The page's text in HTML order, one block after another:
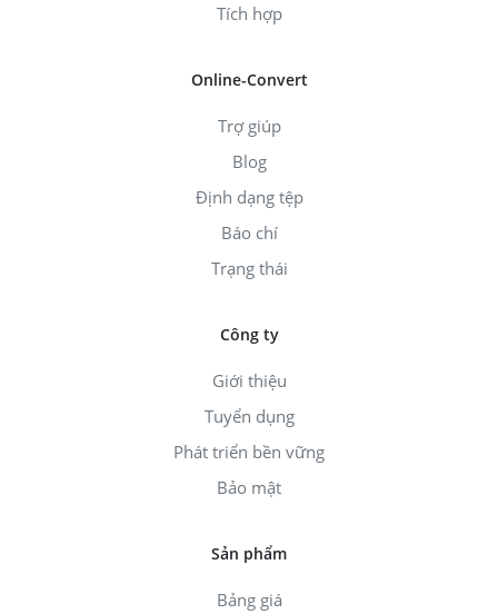
Tích hợp
Online-Convert
Trợ giúp
Blog
Định dạng tệp
Báo chí
Trạng thái
Công ty
Giới thiệu
Tuyển dụng
Phát triển bền vững
Bảo mật
Sản phẩm
Bảng giá